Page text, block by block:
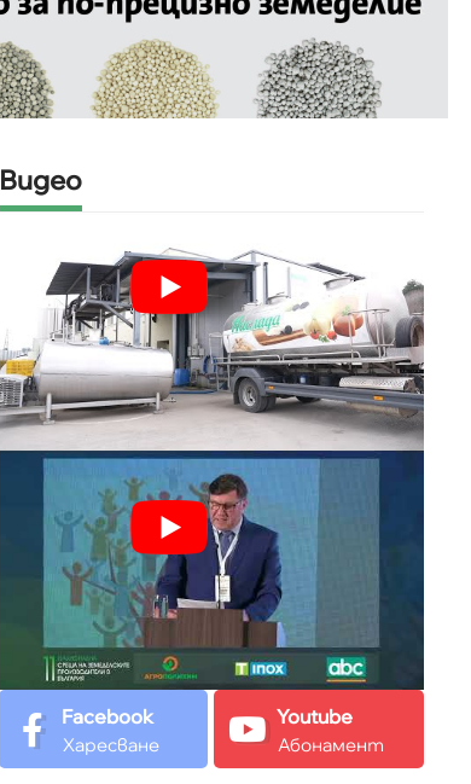
Видео
Facebook
Харесване
Youtube
Абонамент